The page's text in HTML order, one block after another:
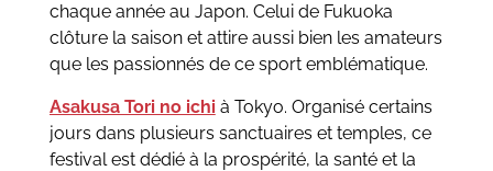
chaque année au Japon. Celui de Fukuoka
clôture la saison et attire aussi bien les amateurs
que les passionnés de ce sport emblématique.
Asakusa Tori no ichi à Tokyo. Organisé certains
jours dans plusieurs sanctuaires et temples, ce
festival est dédié à la prospérité, la santé et la